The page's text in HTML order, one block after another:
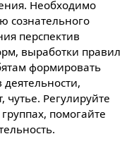
Необходимо
сознательного
перспектив
выработки правил
формировать
чутье. Регулируйте
помогайте